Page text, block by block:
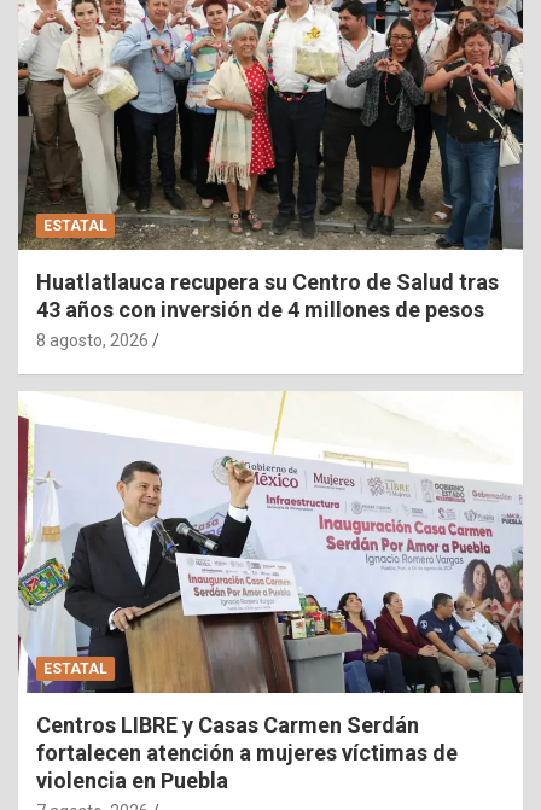
ESTATAL
Huatlatlauca recupera su Centro de Salud tras
43 años con inversión de 4 millones de pesos
8 agosto, 2026
ESTATAL
Centros LIBRE y Casas Carmen Serdán
fortalecen atención a mujeres víctimas de
violencia en Puebla